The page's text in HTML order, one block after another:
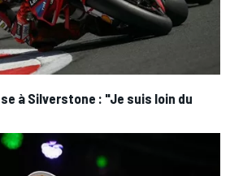
à Silverstone : "Je suis loin du